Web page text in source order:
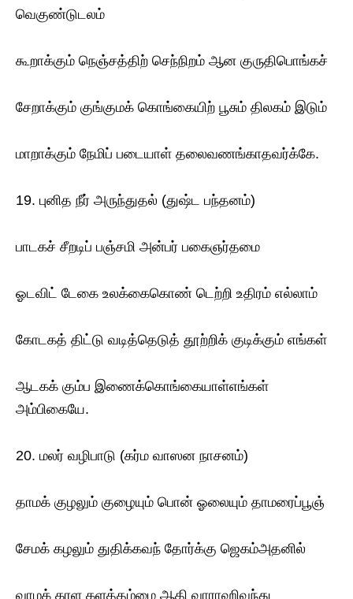
வெகுண்டுடலம்
கூறாக்கும் நெஞ்சத்திற் செந்நிறம் ஆன குருதிபொங்கச்
சேறாக்கும் குங்குமக் கொங்கையிற் பூசும் திலகம் இடும்
மாறாக்கும் நேமிப் படையாள் தலைவணங்காதவர்க்கே.
19. புனித நீர் அருந்துதல் (துஷ்ட பந்தனம்)
பாடகச் சீறடிப் பஞ்சமி அன்பர் பகைஞர்தமை
ஓடவிட் டேகை உலக்கைகொண் டெற்றி உதிரம் எல்லாம்
கோடகத் திட்டு வடித்தெடுத் தூற்றிக் குடிக்கும் எங்கள்
ஆடகக் கும்ப இணைக்கொங்கையாள்எங்கள்
அம்பிகையே.
20. மலர் வழிபாடு (கர்ம வாஸன நாசனம்)
தாமக் குழலும் குழையும் பொன் ஓலையும் தாமரைப்பூஞ்
சேமக் கழலும் துதிக்கவந் தோர்க்கு ஜெகம்அதனில்
வாமக் கரள களத்தம்மை ஆதி வாராஹிவந்து